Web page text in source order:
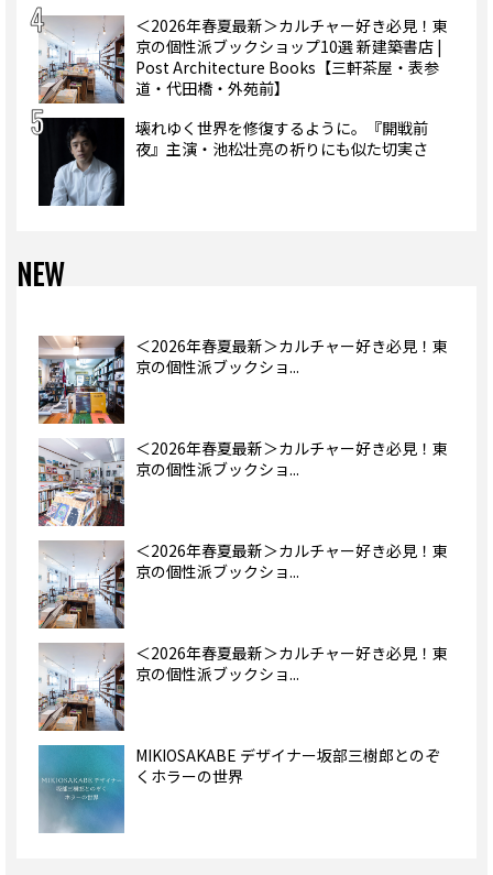
＜2026年春夏最新＞カルチャー好き必見！東
京の個性派ブックショップ10選 新建築書店 |
Post Architecture Books【三軒茶屋・表参
道・代田橋・外苑前】
壊れゆく世界を修復するように。『開戦前
夜』主演・池松壮亮の祈りにも似た切実さ
NEW
＜2026年春夏最新＞カルチャー好き必見！東
京の個性派ブックショ...
＜2026年春夏最新＞カルチャー好き必見！東
京の個性派ブックショ...
＜2026年春夏最新＞カルチャー好き必見！東
京の個性派ブックショ...
＜2026年春夏最新＞カルチャー好き必見！東
京の個性派ブックショ...
MIKIOSAKABE デザイナー坂部三樹郎とのぞ
くホラーの世界